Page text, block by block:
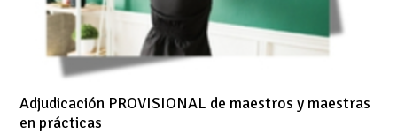
Adjudicación PROVISIONAL de maestros y maestras
en prácticas